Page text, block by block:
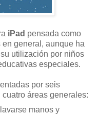
iPad pensada como
general, aunque ha
utilización por niños
especiales.
por seis
áreas generales:
manos y